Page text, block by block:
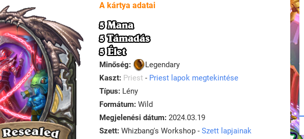
A kártya adatai
5 Mana
5 Támadás
5 Élet
Minőség:
Legendary
Kaszt: Priest - Priest lapok megtekintése
Típus: Lény
Formátum: Wild
Megjelenési dátum: 2024.03.19
Szett: Whizbang's Workshop - Szett lapjainak